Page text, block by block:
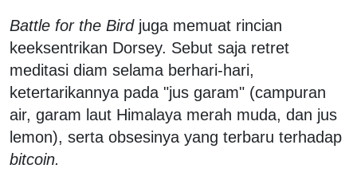
Battle for the Birdjuga memuat rincian
keeksentrikan Dorsey. Sebut saja retret
meditasi diam selama berhari-hari,
ketertarikannya pada "jus garam" (campuran
air, garam laut Himalaya merah muda, dan jus
lemon), serta obsesinya yang terbaru terhadap
bitcoin.